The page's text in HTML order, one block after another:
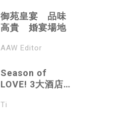
御苑皇宴 品味
高貴 婚宴場地
AAW Editor
Season of
LOVE! 3大酒店禮
助攻
Ti